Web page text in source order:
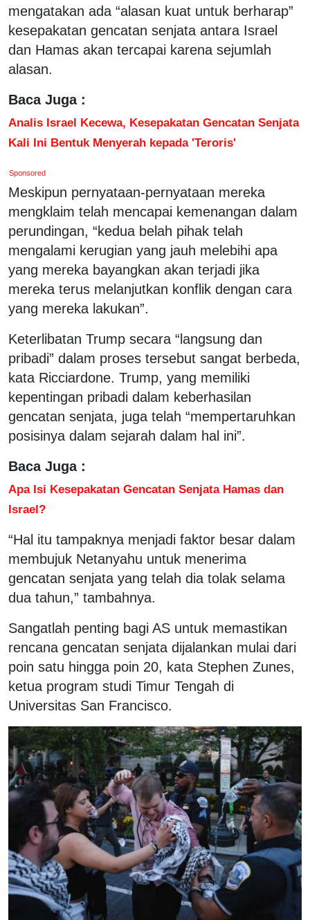
mengatakan ada “alasan kuat untuk berharap”
kesepakatan gencatan senjata antara Israel
dan Hamas akan tercapai karena sejumlah
alasan.
Baca Juga :
Analis Israel Kecewa, Kesepakatan Gencatan Senjata
Kali Ini Bentuk Menyerah kepada 'Teroris'
Sponsored
Meskipun pernyataan-pernyataan mereka
mengklaim telah mencapai kemenangan dalam
perundingan, “kedua belah pihak telah
mengalami kerugian yang jauh melebihi apa
yang mereka bayangkan akan terjadi jika
mereka terus melanjutkan konflik dengan cara
yang mereka lakukan”.
Keterlibatan Trump secara “langsung dan
pribadi” dalam proses tersebut sangat berbeda,
kata Ricciardone. Trump, yang memiliki
kepentingan pribadi dalam keberhasilan
gencatan senjata, juga telah “mempertaruhkan
posisinya dalam sejarah dalam hal ini”.
Baca Juga :
Apa Isi Kesepakatan Gencatan Senjata Hamas dan
Israel?
“Hal itu tampaknya menjadi faktor besar dalam
membujuk Netanyahu untuk menerima
gencatan senjata yang telah dia tolak selama
dua tahun,” tambahnya.
Sangatlah penting bagi AS untuk memastikan
rencana gencatan senjata dijalankan mulai dari
poin satu hingga poin 20, kata Stephen Zunes,
ketua program studi Timur Tengah di
Universitas San Francisco.